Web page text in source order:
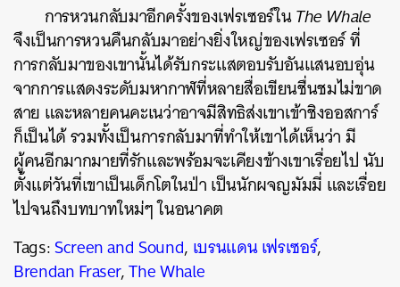
การหวนกลับมาอีกครั้งของเฟรเซอร์ในThe Whale
จึงเป็นการหวนคืนกลับมาอย่างยิ่งใหญ่ของเฟรเซอร์ ที่
การกลับมาของเขานั้นได้รับกระแสตอบรับอันแสนอบอุ่น
จากการแสดงระดับมหากาฬที่หลายสื่อเขียนชื่นชมไม่ขาด
สาย และหลายคนคะเนว่าอาจมีสิทธิส่งเขาเข้าชิงออสการ์
ก็เป็นได้ รวมทั้งเป็นการกลับมาที่ทำให้เขาได้เห็นว่า มี
ผู้คนอีกมากมายที่รักและพร้อมจะเคียงข้างเขาเรื่อยไป นับ
ตั้งแต่วันที่เขาเป็นเด็กโตในป่า เป็นนักผจญมัมมี่ และเรื่อย
ไปจนถึงบทบาทใหม่ๆ ในอนาคต
Tags:Screen and Sound, เบรนแดน เฟรเซอร์,
Brendan Fraser,The Whale